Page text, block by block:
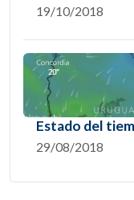
19/10/2018
Estado del
29/08/2018